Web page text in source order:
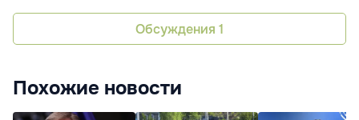
Обсуждения 1
Похожие новости